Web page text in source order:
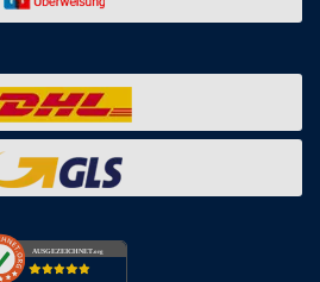
AUSGEZEICHNET.org